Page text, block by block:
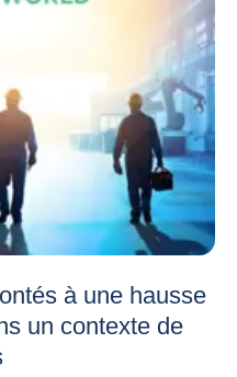
à une hausse
un contexte de